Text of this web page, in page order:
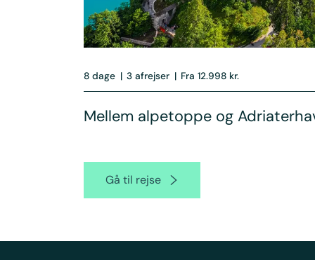
8 dage | 3 afrejser | Fra 12.998 kr.
Mellem alpetoppe og
Gå til rejse